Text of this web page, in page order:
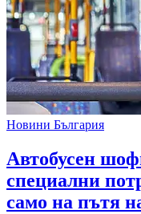
Новини България
Автобусен
специални
само на пътя